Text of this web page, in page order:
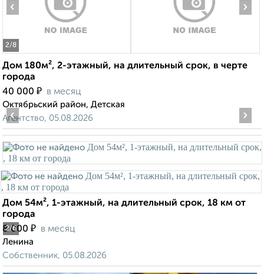
2/8
‹ ›
Дом 180м², 2-этажный, на длительный срок, в черте
города
40 000 ₽ в месяц
Октябрьский район, Детская
Агентство, 05.08.2026
2/6
‹ ›
Дом 54м², 1-этажный, на длительный срок, 18 км от
города
8 000 ₽ в месяц
Ленина
Собственник, 05.08.2026